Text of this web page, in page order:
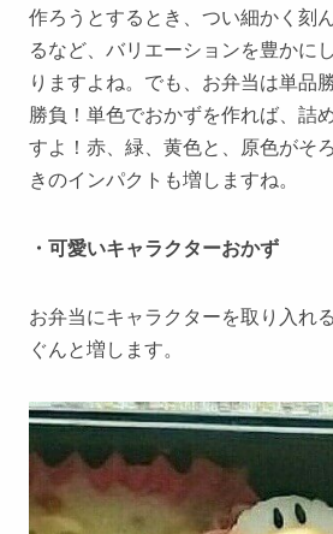
作ろうとするとき、つい細かく刻
るなど、バリエーションを豊かに
りますよね。でも、お弁当は単品
勝負！単色でおかずを作れば、詰
すよ！赤、緑、黄色と、原色がそ
きのインパクトも増しますね。
・可愛いキャラクターおかず
お弁当にキャラクターを取り入れ
ぐんと増します。